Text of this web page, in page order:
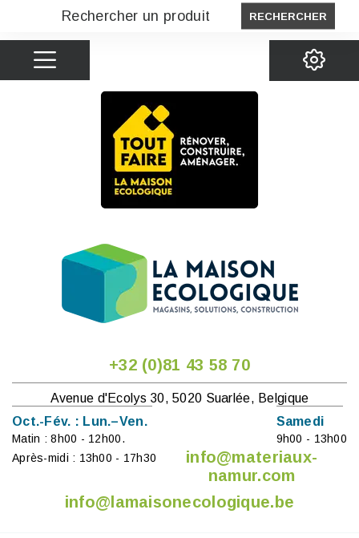
RECHERCHER
+32 (0)81 43 58 70
Avenue d'Ecolys 30, 5020 Suarlée, Belgique
Oct.-Fév. : Lun.–Ven.
Matin : 8h00 - 12h00.
Après-midi : 13h00 - 17h30
Samedi
9h00 - 13h00
info@materiaux-
namur.com
info@lamaisonecologique.be